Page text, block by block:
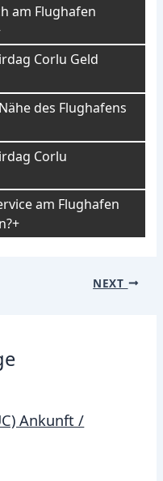
am Flughafen
Corlu Geld
des Flughafens
Corlu
am Flughafen
NEXT
Ankunft /